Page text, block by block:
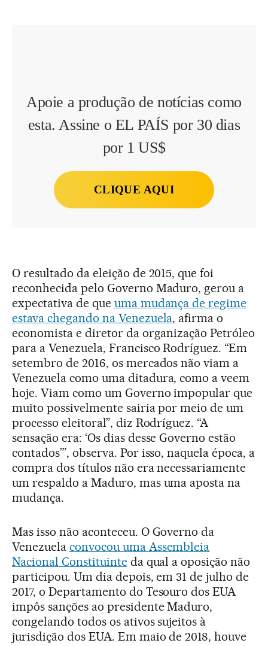
Apoie a produção de notícias como
esta. Assine o EL PAÍS por 30 dias
por 1 US$
CLIQUE AQUI
O resultado da eleição de 2015, que foi
reconhecida pelo Governo Maduro, gerou a
expectativa de que uma mudança de regime
estava chegando na Venezuela, afirma o
economista e diretor da organização Petróleo
para a Venezuela, Francisco Rodríguez. “Em
setembro de 2016, os mercados não viam a
Venezuela como uma ditadura, como a veem
hoje. Viam como um Governo impopular que
muito possivelmente sairia por meio de um
processo eleitoral”, diz Rodríguez. “A
sensação era: ‘Os dias desse Governo estão
contados’”, observa. Por isso, naquela época, a
compra dos títulos não era necessariamente
um respaldo a Maduro, mas uma aposta na
mudança.
Mas isso não aconteceu. O Governo da
Venezuela convocou uma Assembleia
Nacional Constituinteda qual a oposição não
participou. Um dia depois, em 31 de julho de
2017, o Departamento do Tesouro dos EUA
impôs sanções ao presidente Maduro,
congelando todos os ativos sujeitos à
jurisdição dos EUA. Em maio de 2018, houve